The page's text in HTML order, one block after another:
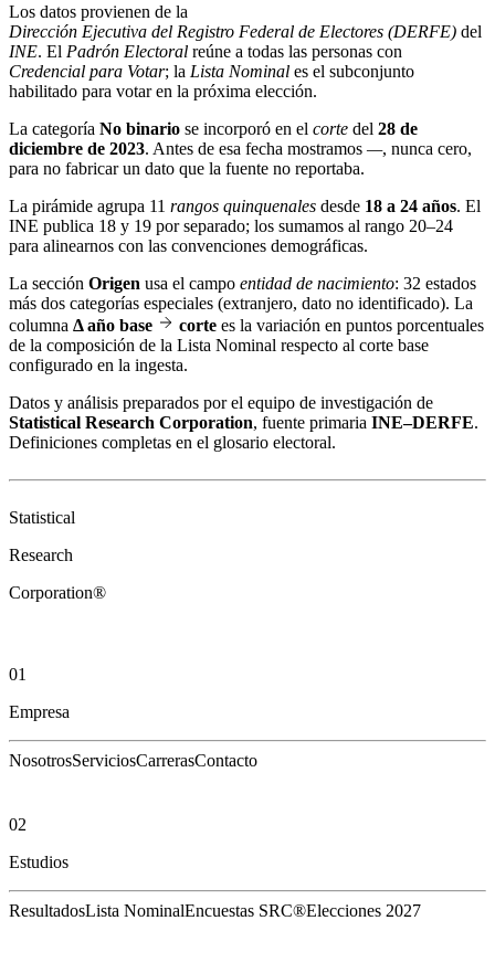
Los datos provienen de la
Dirección Ejecutiva del Registro Federal de Electores (DERFE) del
INE. El Padrón Electoral reúne a todas las personas con
Credencial para Votar; la Lista Nominal es el subconjunto
habilitado para votar en la próxima elección.
La categoría No binario se incorporó en el corte del 28 de
diciembre de 2023. Antes de esa fecha mostramos —, nunca cero,
para no fabricar un dato que la fuente no reportaba.
La pirámide agrupa 11 rangos quinquenales desde 18 a 24 años. El
INE publica 18 y 19 por separado; los sumamos al rango 20–24
para alinearnos con las convenciones demográficas.
La sección Origen usa el campo entidad de nacimiento: 32 estados
más dos categorías especiales (extranjero, dato no identificado). La
columna Δ año base corte es la variación en puntos porcentuales
de la composición de la Lista Nominal respecto al corte base
configurado en la ingesta.
Datos y análisis preparados por el equipo de investigación de
Statistical Research Corporation, fuente primaria INE–DERFE.
Definiciones completas en el glosario electoral.
Statistical
Research
Corporation®
01
Empresa
NosotrosServiciosCarrerasContacto
02
Estudios
ResultadosLista NominalEncuestas SRC®Elecciones 2027